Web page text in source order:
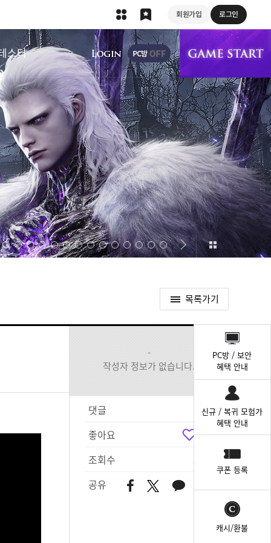
회원가입 로그인
스터
상단 메뉴
목록가기
-
작성자 정보가 없습니다.
댓글
2
좋아요
3
조회수
590
공유
PC방 / 보안
혜택 안내
신규 / 복귀 모험가
혜택 안내
쿠폰 등록
캐시/환불